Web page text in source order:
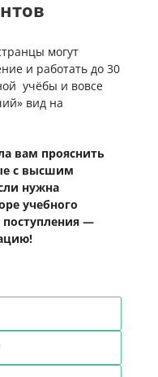
могут
и работать до 30
учёбы и вовсе
вид на
вам прояснить
с высшим
нужна
учебного
—